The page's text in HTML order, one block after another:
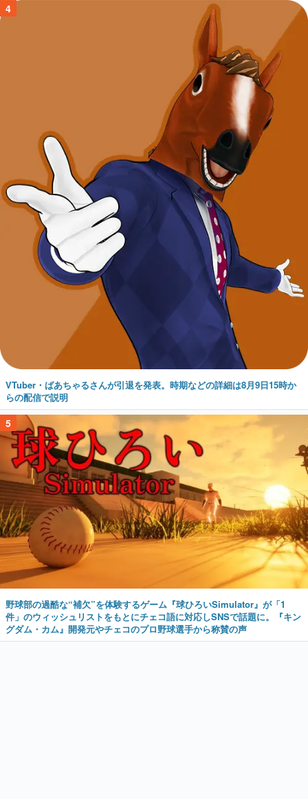
4
VTuber・ばあちゃるさんが引退を発表。時期などの詳細は8月9日15時か
らの配信で説明
5
野球部の過酷な“補欠”を体験するゲーム『球ひろいSimulator』が「1
件」のウィッシュリストをもとにチェコ語に対応しSNSで話題に。『キン
グダム・カム』開発元やチェコのプロ野球選手から称賛の声